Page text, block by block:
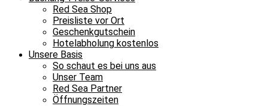
Red Sea Shop
Preisliste vor Ort
Geschenkgutschein
Hotelabholung kostenlos
Unsere Basis
So schaut es bei uns aus
Unser Team
Red Sea Partner
Öffnungszeiten